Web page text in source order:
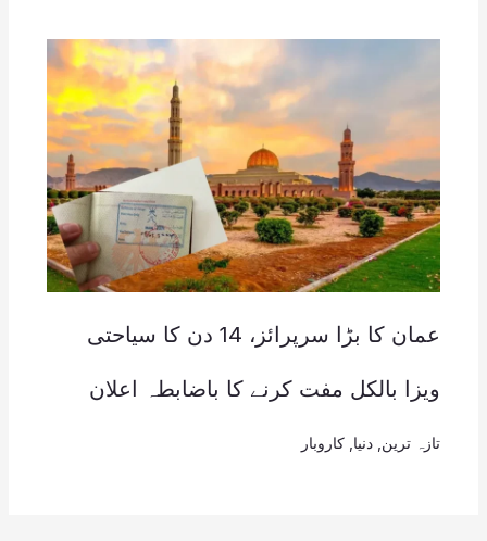
عمان کا بڑا سرپرائز، 14 دن کا سیاحتی
ویزا بالکل مفت کرنے کا باضابطہ اعلان
تازہ ترین دنیا کاروبار